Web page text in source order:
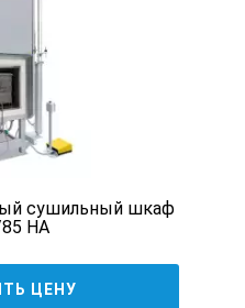
не менее:
более: ширина*глубина*высота
сушильный шкаф
HA
ЦЕНУ